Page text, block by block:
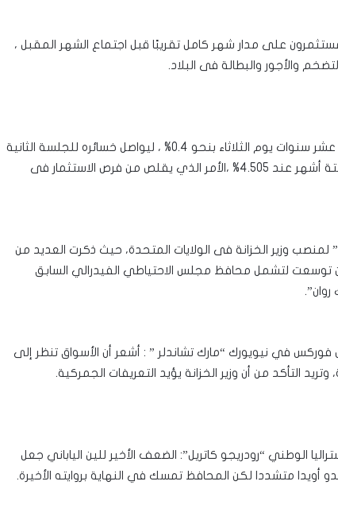
على مدار شهر كامل تقريبًا قبل اجتماع الشهر المقبل ،
والأجور والبطالة فى البلاد.
تراجع العائد على سندات الخزانة الأمريكية لأجل عشر سنوات يوم الثلاثاء بنحو 0.4% ، ليواصل خسائره للجلسة الثانية
على التوالي ،مبتعدًا عن أعلى مستوى فى ستة أشهر عند 4.505% ،الأمر الذي يقلص من فرص الاستثمار فى
لمنصب وزير الخزانة فى الولايات المتحدة، حيث ذكرت العديد من
توسعت لتشمل محافظ مجلس الاحتياطي الفيدرالي السابق
فوركس في نيويورك “مارك تشاندلر ” : أشعر أن الأسواق تنظر إلى
التأكد من أن وزير الخزانة يؤيد التعريفات الجمركية.
الوطني “رودريجو كاتريل”: الضعف الأخير للين الياباني جعل
أويدا متشددا لكن المحافظ تمسك في النهاية بروايته الأخيرة.